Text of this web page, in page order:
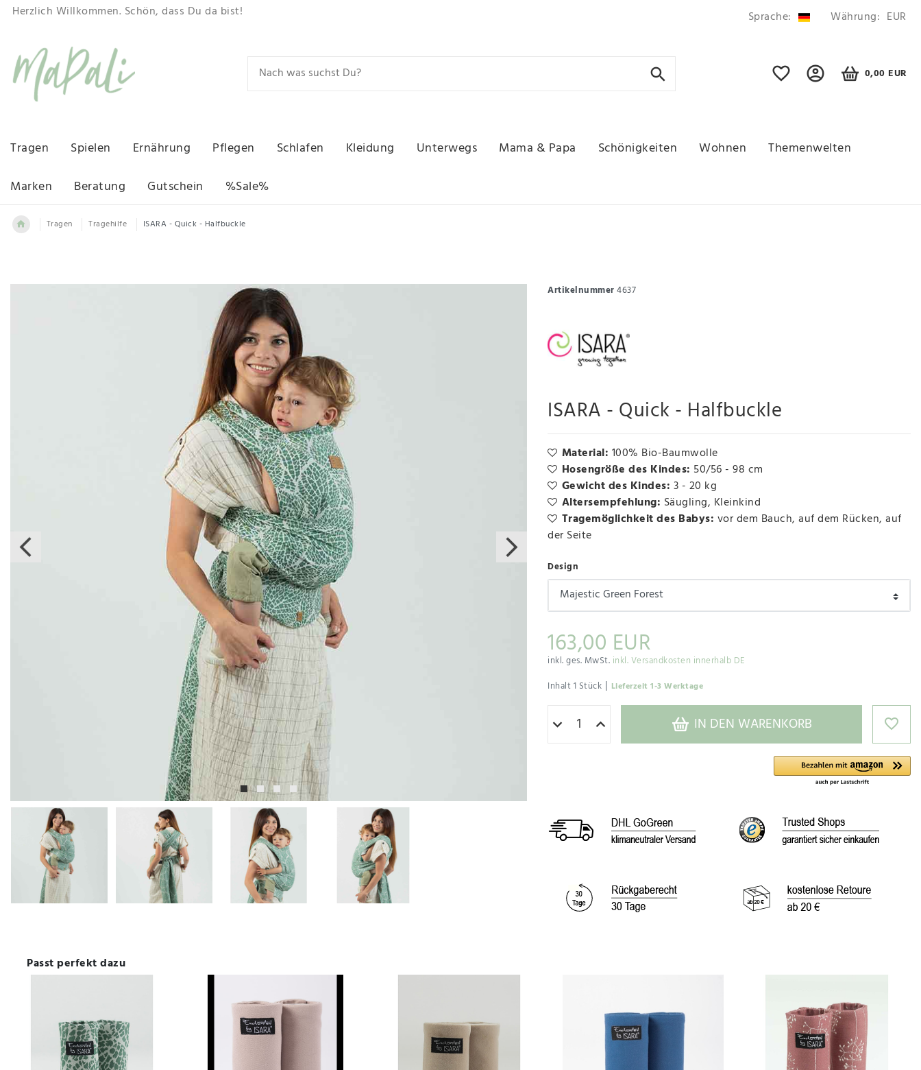
Herzlich Willkommen. Schön, dass Du da bist! Sprache: Währung: EUR
0,00 EUR
Tragen Spielen Ernährung Pflegen Schlafen Kleidung Unterwegs Mama & Papa Schönigkeiten Wohnen
Themenwelten
Marken
Beratung Gutschein %Sale%
Tragen Tragehilfe ISARA - Quick - Halfbuckle
Artikelnummer4637
ISARA - Quick - Halfbuckle
Material: 100% Bio-Baumwolle
Hosengröße des Kindes: 50/56 - 98 cm
Gewicht des Kindes: 3 - 20 kg
Altersempfehlung: Säugling, Kleinkind
Tragemöglichkeit des Babys: vor dem Bauch, auf dem Rücken, auf
der Seite
Design
163,00 EUR
inkl. ges. MwSt. inkl. Versandkosten innerhalb DE
Inhalt1 Stück | Lieferzeit 1-3 Werktage
IN DEN WARENKORB
Passt perfekt dazu